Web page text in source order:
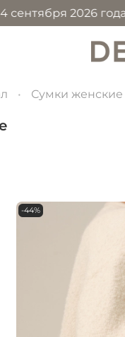
года в МВЦ
Сумки женские
-44%